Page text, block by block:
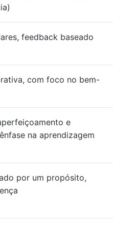
feedback baseado
com foco no bem-
e
na aprendizagem
por um propósito,